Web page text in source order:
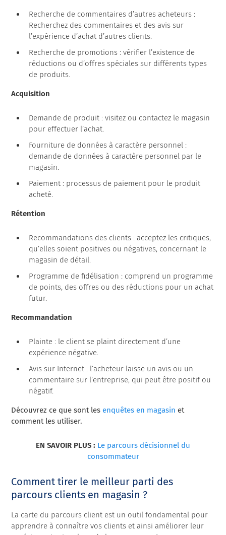
Recherche de commentaires d’autres acheteurs :
Recherchez des commentaires et des avis sur
l’expérience d’achat d’autres clients.
Recherche de promotions : vérifier l’existence de
réductions ou d’offres spéciales sur différents types
de produits.
Acquisition
Demande de produit : visitez ou contactez le magasin
pour effectuer l’achat.
Fourniture de données à caractère personnel :
demande de données à caractère personnel par le
magasin.
Paiement : processus de paiement pour le produit
acheté.
Rétention
Recommandations des clients : acceptez les critiques,
qu’elles soient positives ou négatives, concernant le
magasin de détail.
Programme de fidélisation : comprend un programme
de points, des offres ou des réductions pour un achat
futur.
Recommandation
Plainte : le client se plaint directement d’une
expérience négative.
Avis sur Internet : l’acheteur laisse un avis ou un
commentaire sur l’entreprise, qui peut être positif ou
négatif.
Découvrez ce que sont les enquêtes en magasin et
comment les utiliser.
EN SAVOIR PLUS : Le parcours décisionnel du
consommateur
Comment tirer le meilleur parti des
parcours clients en magasin ?
La carte du parcours client est un outil fondamental pour
apprendre à connaître vos clients et ainsi améliorer leur